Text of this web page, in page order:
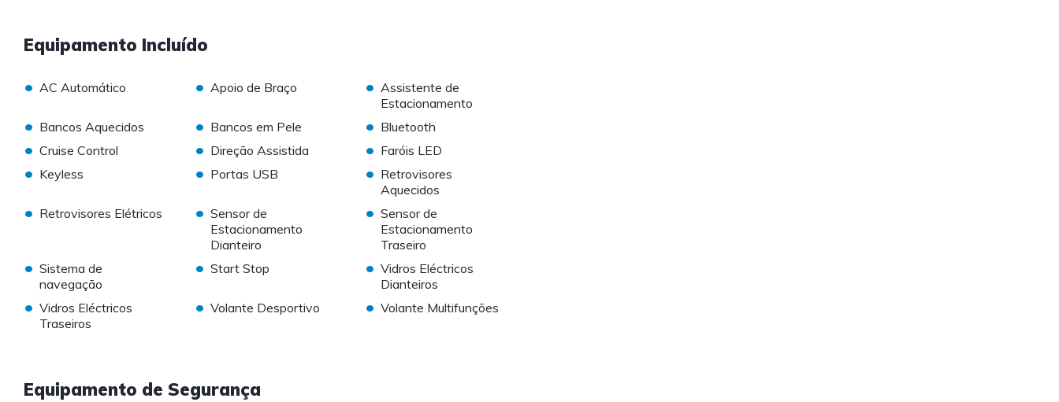
Equipamento Incluído
• AC Automático • Apoio de Braço • Assistente de
Estacionamento
• Bancos Aquecidos • Bancos em Pele • Bluetooth
• Cruise Control • Direção Assistida • Faróis LED
• Keyless • Portas USB • Retrovisores
Aquecidos
• Retrovisores Elétricos • Sensor de
Estacionamento
Dianteiro
• Sensor de
Estacionamento
Traseiro
• Sistema de
navegação
• Start Stop • Vidros Eléctricos
Dianteiros
• Vidros Eléctricos
Traseiros
• Volante Desportivo • Volante Multifunções
Equipamento de Segurança